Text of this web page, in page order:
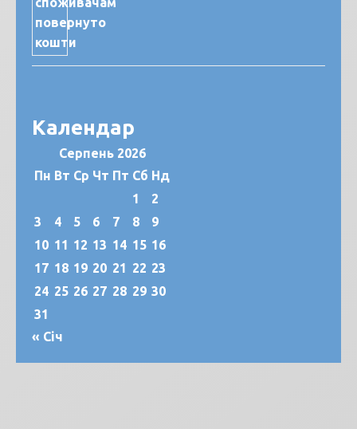
Календар
Серпень 2026
Пн Вт Ср Чт Пт Сб Нд
1
2
3
4 5 6 7 8
9
10 11 12 13 14 15 16
17 18 19 20 21 22 23
24 25 26 27 28 29 30
31
« Січ